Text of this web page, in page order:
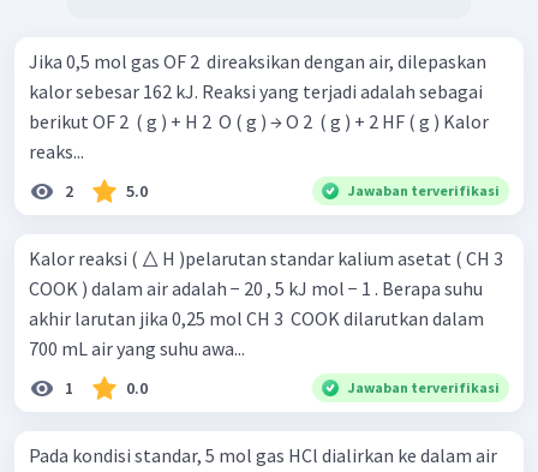
Jika 0,5 mol gas OF 2 ​ direaksikan dengan air, dilepaskan
kalor sebesar 162 kJ. Reaksi yang terjadi adalah sebagai
berikut OF 2 ​ ( g ) + H 2 ​ O ( g ) → O 2 ​ ( g ) + 2 HF ( g ) Kalor
reaks...
2 5.0 Jawaban terverifikasi
Kalor reaksi ( △ H )pelarutan standar kalium asetat ( CH 3 ​
COOK ) dalam air adalah − 20 , 5 kJ mol − 1 . Berapa suhu
akhir larutan jika 0,25 mol CH 3 ​ COOK dilarutkan dalam
700 mL air yang suhu awa...
1 0.0 Jawaban terverifikasi
Pada kondisi standar, 5 mol gas HCl dialirkan ke dalam air